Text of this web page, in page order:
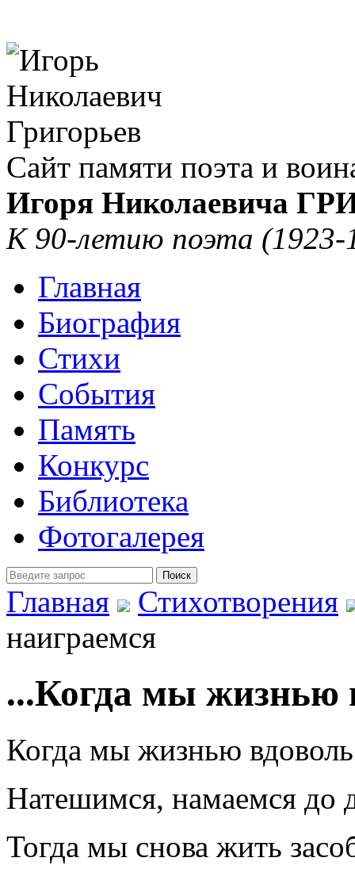
Сайт памяти поэта и
Игоря Николаевича
К 90-летию поэта (1923-
Главная
Биография
Стихи
События
Память
Конкурс
Библиотека
Фотогалерея
Главная
Стихотворения
наиграемся
...Когда мы жизнью
Когда мы жизнью
Натешимся, намаемся до
Тогда мы снова жить